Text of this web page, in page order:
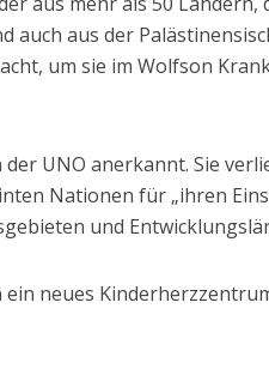
auch aus der
um sie im Wolfson
UNO anerkannt. Sie
Nationen für „ihren
und
neues